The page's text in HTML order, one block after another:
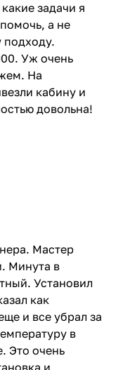
задачи я
а не
подходу.
Уж очень
На
кабину и
довольна!
Мастер
Минута в
Установил
как
и все убрал за
в
Это очень
и